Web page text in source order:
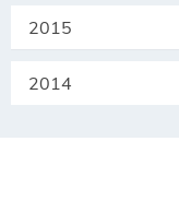
2015
2014